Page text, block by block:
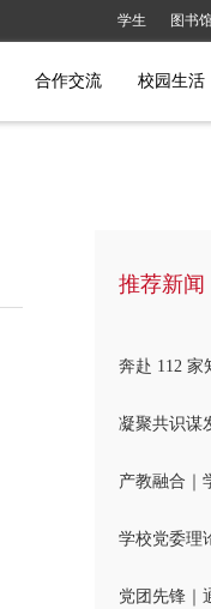
学生 图书
合作交流 校园生活
推荐新闻
奔赴 112 家
凝聚共识
产教融合｜
学校党委理
党团先锋｜